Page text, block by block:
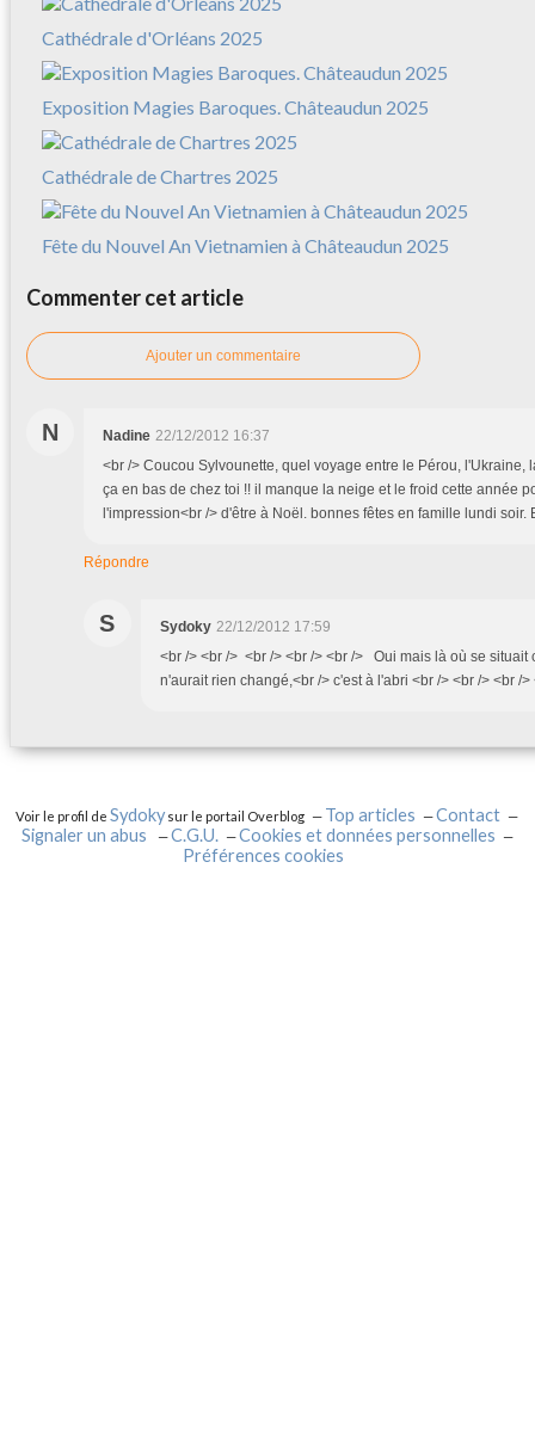
Cathédrale d'Orléans 2025
Exposition Magies Baroques. Châteaudun 2025
Cathédrale de Chartres 2025
Fête du Nouvel An Vietnamien à Châteaudun 2025
Commenter cet article
Ajouter un commentaire
N Nadine 22/12/2012 16:37
<br /> Coucou Sylvounette, quel voyage entre le Pérou, l'Ukraine,
ça en bas de chez toi !! il manque la neige et le froid cette année
l'impression<br /> d'être à Noël. bonnes fêtes en famille lundi soir.
Répondre
S Sydoky 22/12/2012 17:59
<br /> <br /> <br /> <br /> <br /> Oui mais là où se situait
n'aurait rien changé,<br /> c'est à l'abri <br /> <br /> <br />
Voir le profil deSydokysur le portail Overblog Top articles
Contact
Signaler un abus
C.G.U.
Cookies et données personnelles
Préférences cookies